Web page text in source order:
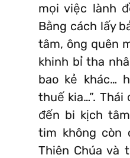
mọi việc lành
Bằng cách lấy
tâm, ông quên
khinh bỉ tha
bao kẻ khác…
thuế kia…”.
đến bi kịch
tim không còn
Thiên Chúa và